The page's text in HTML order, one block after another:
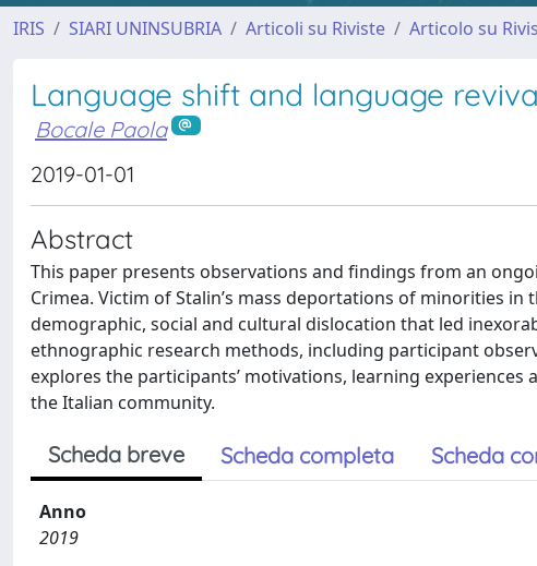
IRIS SIARI UNINSUBRIA Articoli su Riviste Articolo su
Language shift and language
Bocale Paola
2019-01-01
Abstract
This paper presents observations and findings from an
Crimea. Victim of Stalin’s mass deportations of minorities in
demographic, social and cultural dislocation that led
ethnographic research methods, including participant
explores the participants’ motivations, learning
the Italian community.
Scheda breve Scheda completa Scheda
Anno
2019